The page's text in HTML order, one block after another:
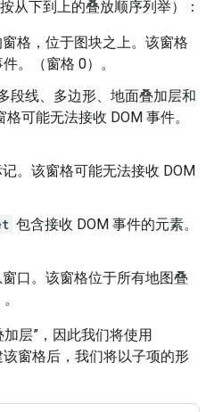
从下到上的叠放顺序列举）：
格，位于图块之上。该窗格
。（窗格 0）。
段线、多边形、地面叠加层和
可能无法接收 DOM 事件。
。该窗格可能无法接收 DOM
包含接收 DOM 事件的元素。
口。该窗格位于所有地图叠
层”，因此我们将使用
窗格后，我们将以子项的形